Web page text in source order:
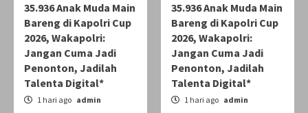
35.936 Anak Muda Main
Bareng di Kapolri Cup
2026, Wakapolri:
Jangan Cuma Jadi
Penonton, Jadilah
Talenta Digital*
1 hari ago admin
35.936 Anak Muda Main
Bareng di Kapolri Cup
2026, Wakapolri:
Jangan Cuma Jadi
Penonton, Jadilah
Talenta Digital*
1 hari ago admin